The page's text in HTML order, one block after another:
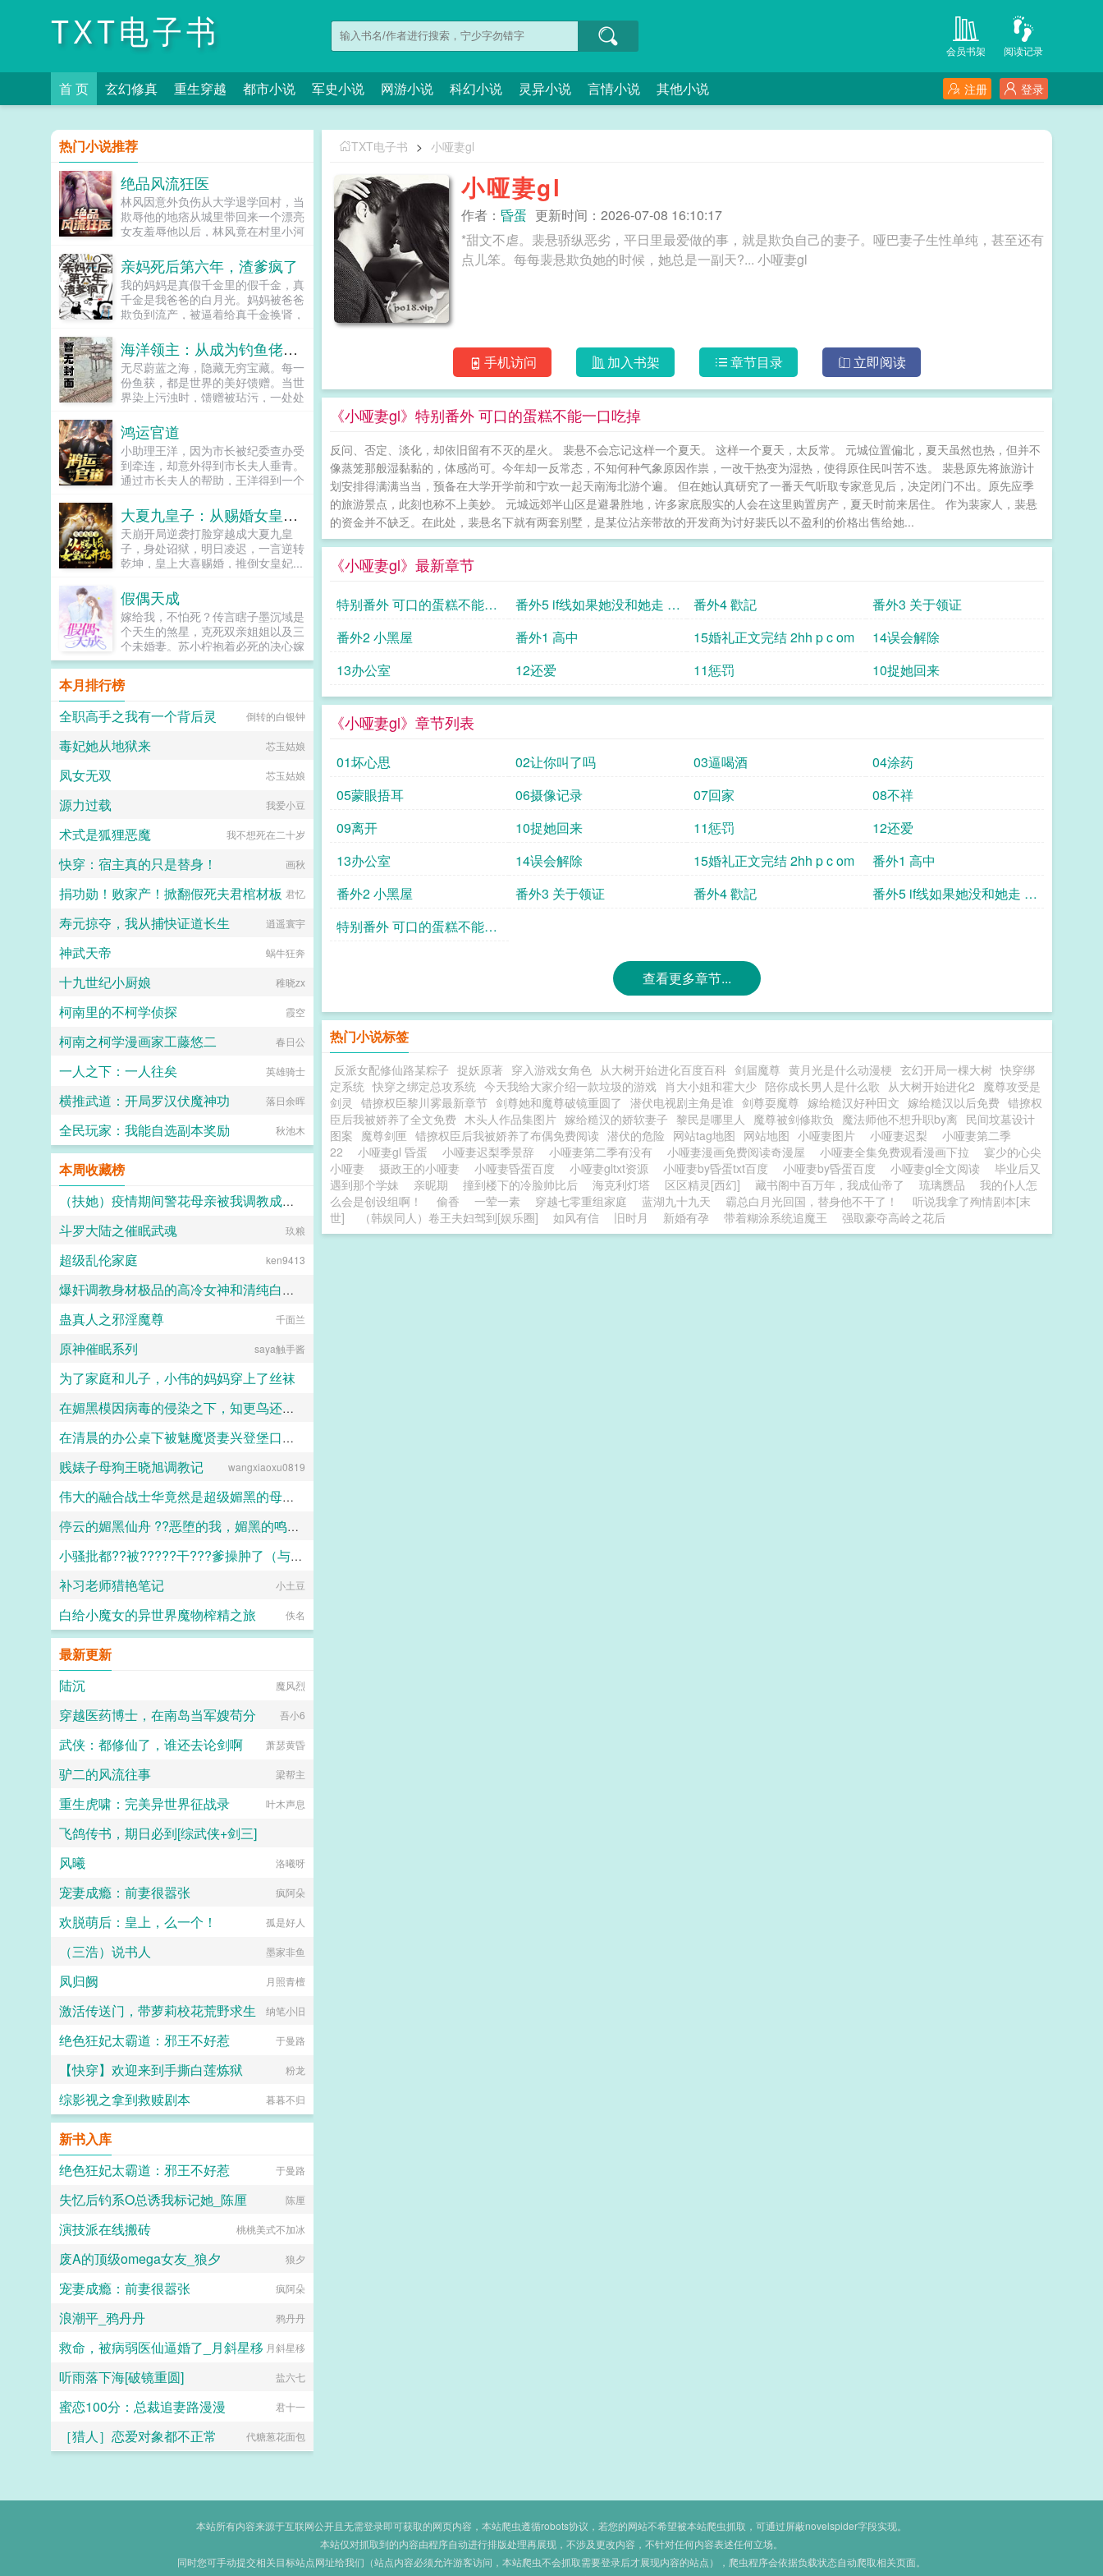
TXT电子书 阅读记录
会员书架
首 页 玄幻修真 重生穿越 都市小说 军史小说 网游小说 科幻小说 灵异小说 言情小说 其他小说 登录
注册
TXT电子书 > 小哑妻gl
小哑妻gl
作者： 昏蛋 更新时间：2026-07-08 16:10:17
*甜文不虐。裴悬骄纵恶劣，平日里最爱做的事，就是欺负自己的妻子。哑巴妻子生性单纯，甚至还有
点儿笨。每每裴悬欺负她的时候，她总是一副天?... 小哑妻gl
手机访问 加入书架 章节目录 立即阅读
《小哑妻gl》特别番外 可口的蛋糕不能一口吃掉
反问、否定、淡化，却依旧留有不灭的星火。 裴悬不会忘记这样一个夏天。 这样一个夏天，太反常。 元城位置偏北，夏天虽然也热，但并不
像蒸笼那般湿黏黏的，体感尚可。今年却一反常态，不知何种气象原因作祟，一改干热变为湿热，使得原住民叫苦不迭。 裴悬原先将旅游计
划安排得满满当当，预备在大学开学前和宁欢一起天南海北游个遍。 但在她认真研究了一番天气听取专家意见后，决定闭门不出。原先应季
的旅游景点，此刻也称不上美妙。 元城远郊半山区是避暑胜地，许多家底殷实的人会在这里购置房产，夏天时前来居住。 作为裴家人，裴悬
的资金并不缺乏。在此处，裴悬名下就有两套别墅，是某位沾亲带故的开发商为讨好裴氏以不盈利的价格出售给她...
《小哑妻gl》最新章节
特别番外 可口的蛋糕不能一
口吃掉
番外5 if线如果她没和她走 4
6 8v co m
番外4 歡記
番外3 关于领证
番外2 小黑屋
番外1 高中 15婚礼正文完结 2hh p c om
14误会解除
13办公室
12还爱 11惩罚 10捉她回来
《小哑妻gl》章节列表
01坏心思 02让你叫了吗 03逼喝酒
04涂药
05蒙眼捂耳
06摄像记录 07回家
08不祥
09离开
10捉她回来 11惩罚
12还爱
13办公室
14误会解除 15婚礼正文完结 2hh p c om
番外1 高中
番外2 小黑屋
番外3 关于领证 番外4 歡記
番外5 if线如果她没和她走 4
特别番外 可口的蛋糕不能一
查看更多章节...
热门小说标签
反派女配修仙路某粽子 捉妖原著 穿入游戏女角色 从大树开始进化百度百科 剑届魔尊 黄月光是什么动漫梗 玄幻开局一棵大树 快穿绑
定系统 快穿之绑定总攻系统 今天我给大家介绍一款垃圾的游戏 肖大小姐和霍大少 陪你成长男人是什么歌 从大树开始进化2 魔尊攻受是
剑灵
错撩权臣黎川雾最新章节 剑尊她和魔尊破镜重圆了 潜伏电视剧主角是谁 剑尊耍魔尊 嫁给糙汉好种田文 嫁给糙汉以后免费 错撩权
臣后我被娇养了全文免费 木头人作品集图片 嫁给糙汉的娇软妻子 黎民是哪里人 魔尊被剑修欺负 魔法师他不想升职by离 民间坟墓设计
图案 魔尊剑匣 错撩权臣后我被娇养了布偶免费阅读 潜伏的危险 网站tag地图 网站地图 小哑妻图片 小哑妻迟梨
小哑妻第二季
22
小哑妻gl 昏蛋 小哑妻迟梨季景辞 小哑妻第二季有没有 小哑妻漫画免费阅读奇漫屋 小哑妻全集免费观看漫画下拉
宴少的心尖
小哑妻
摄政王的小哑妻 小哑妻昏蛋百度 小哑妻gltxt资源 小哑妻by昏蛋txt百度 小哑妻by昏蛋百度 小哑妻gl全文阅读
毕业后又
遇到那个学妹
亲昵期 撞到楼下的冷脸帅比后 海克利灯塔 区区精灵[西幻] 藏书阁中百万年，我成仙帝了 琉璃赝品
我的仆人怎
么会是创设组啊！
偷香 一荤一素 穿越七零重组家庭 蓝湖九十九天 霸总白月光回国，替身他不干了！
听说我拿了殉情剧本[末
世]
（韩娱同人）卷王夫妇驾到[娱乐圈] 如风有信 旧时月 新婚有孕 带着糊涂系统追魔王 强取豪夺高岭之花后
热门小说推荐
绝品风流狂医
林风因意外负伤从大学退学回村，当
欺辱他的地痞从城里带回来一个漂亮
女友羞辱他以后，林风竟在村里小河
以后，且看林风嬉戏花丛，逍遥都
市！...
亲妈死后第六年，渣爹疯了
我的妈妈是真假千金里的假千金，真
千金是我爸爸的白月光。妈妈被爸爸
欺负到流产，被逼着给真千金换肾，
死了。妈妈死后第六年，爸爸突然后
悔了。他把真千金赶走，跪在坟墓前
哀求妈妈回到他的身边。所有人都认
为，她不会再回来了。只有我知道，
妈妈一直在我的身边...
海洋领主：从成为钓鱼佬开始
无尽蔚蓝之海，隐藏无穷宝藏。每一
份鱼获，都是世界的美好馈赠。当世
界染上污浊时，馈赠被玷污，一处处
灭之际，一群渔者被召唤而来。这是
渔者也是愚者的故事。浓缩版一切从
挥动鱼竿成为钓鱼佬开始。苏忘
SO？长着8只眼睛3条腿的鱼到底能
不能吃？在线等，挺急的。...
鸿运官道
小助理王洋，因为市长被纪委查办受
到牵连，却意外得到市长夫人垂青。
通过市长夫人的帮助，王洋得到一个
密。从此，王洋官运亨通，红颜不
断，从小助理一路扶摇而上，直入云
霄！...
大夏九皇子：从赐婚女皇妃开始
天崩开局逆袭打脸穿越成大夏九皇
子，身处诏狱，明日凌迟，一言逆转
乾坤，皇上大喜赐婚，推倒女皇妃...
假偶天成
嫁给我，不怕死？传言瞎子墨沉域是
个天生的煞星，克死双亲姐姐以及三
个未婚妻。苏小柠抱着必死的决心嫁
给他。本以为婚后是她照顾他，却没
想到，她被他宠上了天。他说，她是
我的女人，只有我可以欺负。他说，
谁敢动我的女人，我让他生不如死。
他还说，我的女人要给我生一堆孩
本月排行榜
全职高手之我有一个背后灵
倒转的白银钟
毒妃她从地狱来 芯玉姑娘
凤女无双 芯玉姑娘
源力过载 我爱小豆
术式是狐狸恶魔 我不想死在二十岁
快穿：宿主真的只是替身！ 画秋
捐功勋！败家产！掀翻假死夫君棺材板 君忆
寿元掠夺，我从捕快证道长生 逍遥寰宇
神武天帝 蜗牛狂奔
十九世纪小厨娘 稚晓zx
柯南里的不柯学侦探 霞空
柯南之柯学漫画家工藤悠二 春日公
一人之下：一人往矣 英雄骑士
横推武道：开局罗汉伏魔神功 落日余晖
全民玩家：我能自选副本奖励 秋池木
本周收藏榜
（扶她）疫情期间警花母亲被我调教成三洞全开的肉便器母狗
霜染official
斗罗大陆之催眠武魂 玖粮
超级乱伦家庭 ken9413
爆奸调教身材极品的高冷女神和清纯白袜甜妹留学生，射满她们的鞋柜里的高跟鞋和小皮鞋
ni1l
蛊真人之邪淫魔尊 千面兰
原神催眠系列 saya触手酱
为了家庭和儿子，小伟的妈妈穿上了丝袜
daokee
在媚黑模因病毒的侵染之下，知更鸟还是恶堕成了黑爹的媚黑母猪
人头木321
在清晨的办公桌下被魅魔贤妻兴登堡口交，夜晚在宴会厅角落的鞋交
火锅气候
贱婊子母狗王晓旭调教记 wangxiaoxu0819
伟大的融合战士华竟然是超级媚黑的母猪便器这件事
嘿嘿嘿
停云的媚黑仙舟 ??恶堕的我，媚黑的鸣火首席以及仙舟??
露露
小骚批都??被?????干???爹操肿了（与狼共枕）
百无禁忌
补习老师猎艳笔记 小土豆
白给小魔女的异世界魔物榨精之旅 佚名
最新更新
陆沉
魔风烈
穿越医药博士，在南岛当军嫂苟分 吾小6
武侠：都修仙了，谁还去论剑啊 萧瑟黄昏
驴二的风流往事 梁帮主
重生虎啸：完美异世界征战录 叶木声息
飞鸽传书，期日必到[综武侠+剑三]
花与剑与简
风曦 洛曦呀
宠妻成瘾：前妻很嚣张 疯阿朵
欢脱萌后：皇上，么一个！ 孤是好人
（三浩）说书人 墨家非鱼
凤归阙 月照青檀
激活传送门，带萝莉校花荒野求生 纳笔小旧
绝色狂妃太霸道：邪王不好惹 于曼路
【快穿】欢迎来到手撕白莲炼狱 粉龙
综影视之拿到救赎剧本 暮暮不归
新书入库
绝色狂妃太霸道：邪王不好惹
于曼路
失忆后钓系O总诱我标记她_陈厘 陈厘
演技派在线搬砖 桃桃美式不加冰
废A的顶级omega女友_狼夕 狼夕
宠妻成瘾：前妻很嚣张 疯阿朵
浪潮平_鸦丹丹 鸦丹丹
救命，被病弱医仙逼婚了_月斜星移 月斜星移
听雨落下海[破镜重圆] 盐六七
蜜恋100分：总裁追妻路漫漫 君十一
［猎人］恋爱对象都不正常 代糖葱花面包
本站所有内容来源于互联网公开且无需登录即可获取的网页内容，本站爬虫遵循robots协议，若您的网站不希望被本站爬虫抓取，可通过屏蔽novelspider字段实现。
本站仅对抓取到的内容由程序自动进行排版处理再展现，不涉及更改内容，不针对任何内容表述任何立场。
同时您可手动提交相关目标站点网址给我们（站点内容必须允许游客访问，本站爬虫不会抓取需要登录后才展现内容的站点），爬虫程序会依据负载状态自动爬取相关页面。